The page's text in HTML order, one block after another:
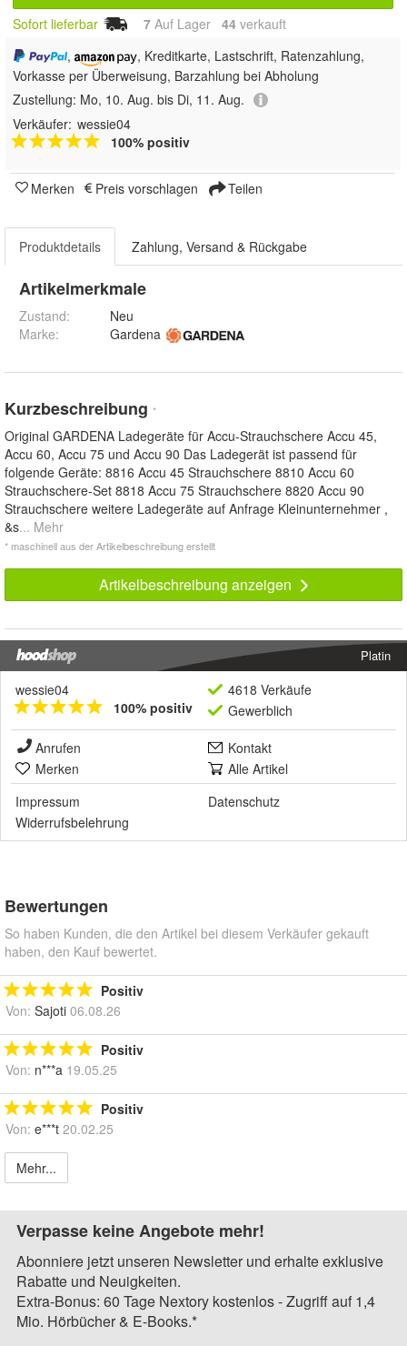
Sofort lieferbar 7 Auf Lager 44 verkauft
,
, Kreditkarte, Lastschrift, Ratenzahlung,
Vorkasse per Überweisung, Barzahlung bei Abholung
Zustellung: Mo, 10. Aug. bis Di, 11. Aug.
Verkäufer: wessie04
100% positiv
Merken Preis vorschlagen Teilen
Produktdetails Zahlung, Versand & Rückgabe
Artikelmerkmale
Zustand:
Neu
Marke:
Gardena
Kurzbeschreibung *
Original GARDENA Ladegeräte für Accu-Strauchschere Accu 45,
Accu 60, Accu 75 und Accu 90 Das Ladegerät ist passend für
folgende Geräte: 8816 Accu 45 Strauchschere 8810 Accu 60
Strauchschere-Set 8818 Accu 75 Strauchschere 8820 Accu 90
Strauchschere weitere Ladegeräte auf Anfrage Kleinunternehmer ,
&s... Mehr
* maschinell aus der Artikelbeschreibung erstellt
Artikelbeschreibung anzeigen
Platin
wessie04
100% positiv
4618 Verkäufe
Gewerblich
Anrufen
Kontakt
Merken
Alle Artikel
Impressum
Datenschutz
Widerrufsbelehrung
Bewertungen
So haben Kunden, die den Artikel bei diesem Verkäufer gekauft
haben, den Kauf bewertet.
Positiv
Von: Sajoti 06.08.26
Positiv
Von: n***a 19.05.25
Positiv
Von: e***t 20.02.25
Mehr...
Verpasse keine Angebote mehr!
Abonniere jetzt unseren Newsletter und erhalte exklusive
Rabatte und Neuigkeiten.
Extra-Bonus: 60 Tage Nextory kostenlos - Zugriff auf 1,4
Mio. Hörbücher & E-Books.*